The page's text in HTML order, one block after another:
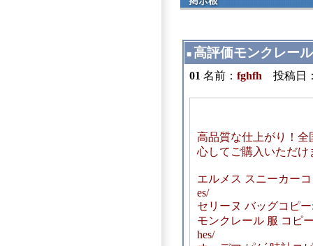
■ 高評価モンクレー
01 名前： fghfh 投稿日
高品質な仕上がり！
心してご購入いただけ
エルメス スニーカーコ
es/
セリーヌ バッグコピー
モンクレール 服 コピー
hes/